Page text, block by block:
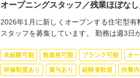
オープニングスタッフ／残業ほぼな
2026年1月に新しくオープンする住宅型
スタッフを募集しています。 勤務は週3日
未経験可能 無資格可能 ブランク可能 オ
研修制度あり 賞与あり 経験者歓迎 扶養